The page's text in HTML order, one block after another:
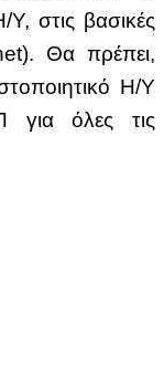
στις βασικές
Θα πρέπει,
Η/Υ
για όλες τις